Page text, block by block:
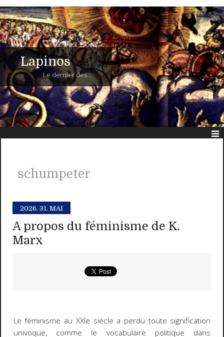
Lapinos
Le dernier des...
schumpeter
2026. 31. MAI
A propos du féminisme de K.
Marx
Le féminisme au XXIe siècle a perdu toute signification
univoque, comme le vocabulaire politique dans